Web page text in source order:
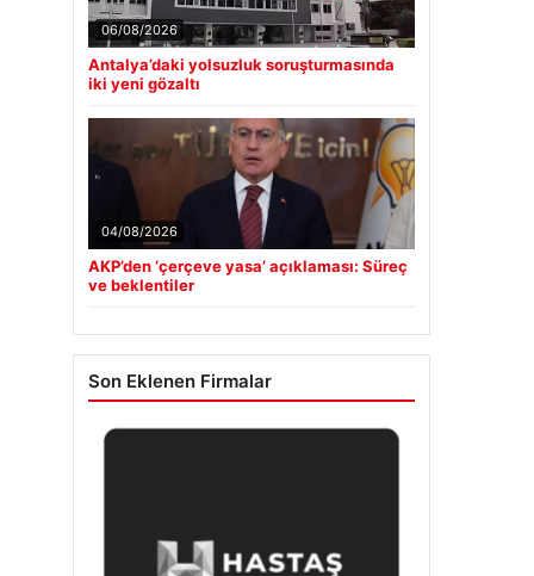
06/08/2026
Antalya’daki yolsuzluk soruşturmasında
iki yeni gözaltı
04/08/2026
AKP’den ‘çerçeve yasa’ açıklaması: Süreç
ve beklentiler
Son Eklenen Firmalar